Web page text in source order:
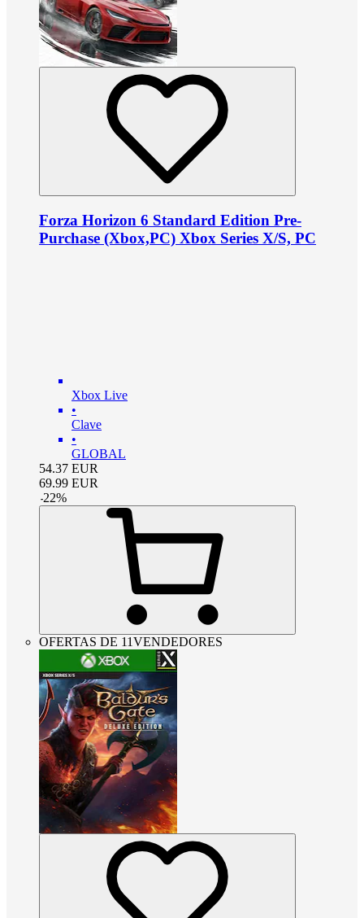
Forza Horizon 6 Standard Edition Pre-
Purchase (Xbox,PC) Xbox Series X/S, PC
Xbox Live
•
Clave
•
GLOBAL
54.37 EUR
69.99 EUR
-22%
OFERTAS DE 11VENDEDORES